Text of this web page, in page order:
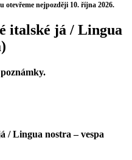
otevřeme nejpozději 10. října 2026.
italské já / Lingua